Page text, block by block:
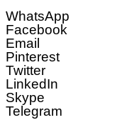
WhatsApp
Facebook
Email
Pinterest
Twitter
LinkedIn
Skype
Telegram